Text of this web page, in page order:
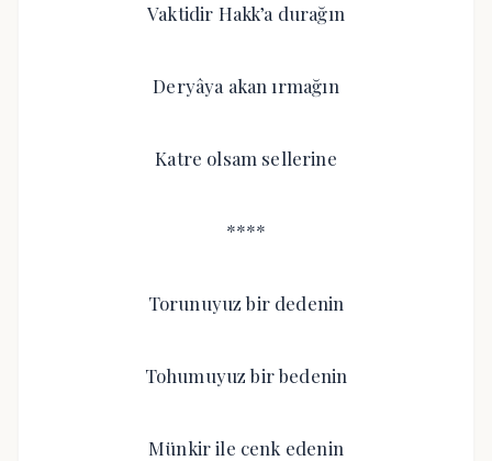
Vaktidir Hakk’a durağın
Deryâya akan ırmağın
Katre olsam sellerine
****
Torunuyuz bir dedenin
Tohumuyuz bir bedenin
Münkir ile cenk edenin